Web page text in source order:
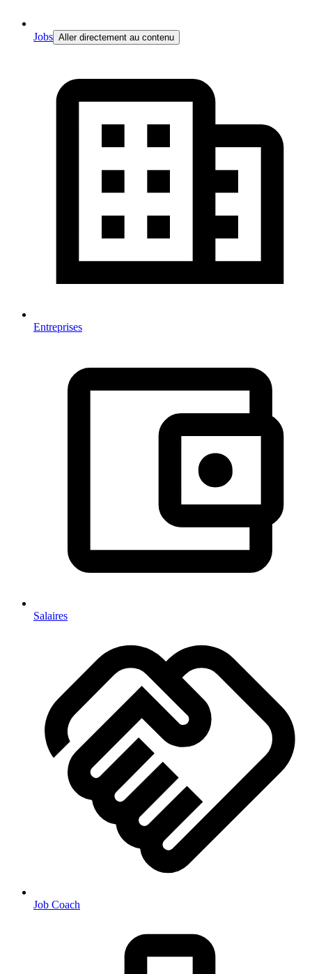
Jobs Aller directement au contenu
Entreprises
Salaires
Job Coach